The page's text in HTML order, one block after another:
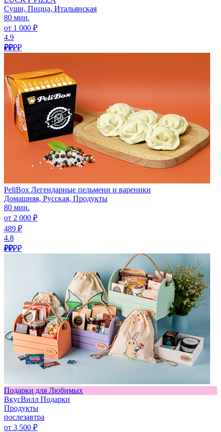
Суши, Пицца, Итальянская
80 мин.
от 1 000 ₽
4.9
₽₽₽₽
PeliBox Легендарные пельмени и вареники
Домашняя, Русская, Продукты
80 мин.
от 2 000 ₽
489 ₽
4.8
₽₽₽₽
Подарки для Любимых
ВкусВилл Подарки
Продукты
послезавтра
от 3 500 ₽